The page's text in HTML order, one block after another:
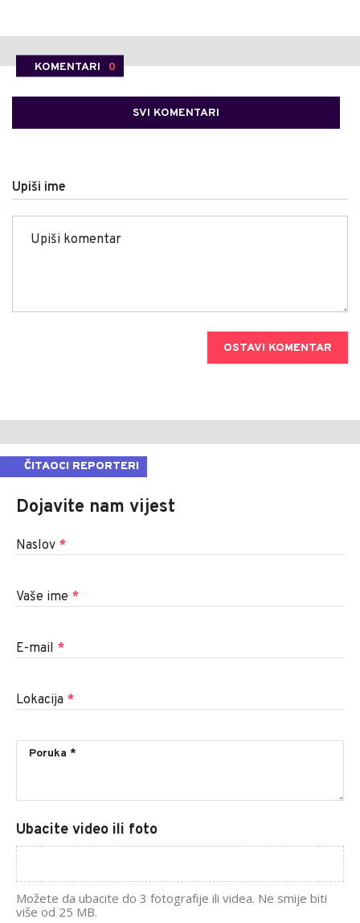
KOMENTARI 0
SVI KOMENTARI
Upiši ime
OSTAVI KOMENTAR
ČITAOCI REPORTERI
Dojavite nam vijest
Naslov *
Vaše ime *
E-mail *
Lokacija *
Ubacite video ili foto
Možete da ubacite do 3 fotografije ili videa. Ne smije biti
više od 25 MB.